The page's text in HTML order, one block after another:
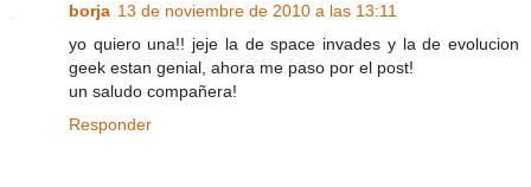
borja 13 de noviembre de 2010 a las 13:11
yo quiero una!! jeje la de space invades y la de evolucion
geek estan genial, ahora me paso por el post!
un saludo compañera!
Responder